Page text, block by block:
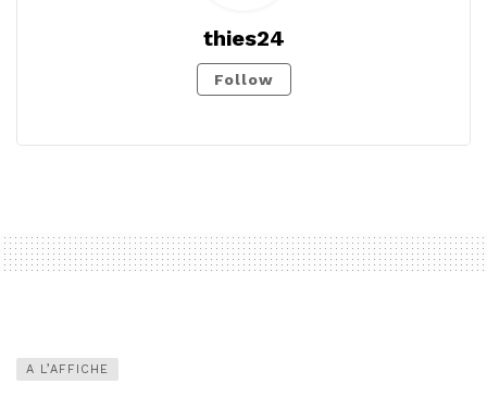
thies24
Follow
A L’AFFICHE